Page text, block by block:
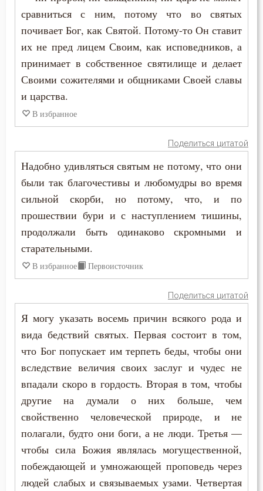
Порок
Последние времена
Послушание
Пост
Похвала
Почитание Бога
Праведность
Праздник
Празднословие
Праздность
Привычки
Призвание
Пример
Приметы
Промысел Божий
Проповеди
сравниться с ним, потому что во святых
почивает Бог, как Святой. Потому-то Он ставит
их не пред лицем Своим, как исповедников, а
принимает в собственное святилище и делает
Своими сожителями и общниками Своей славы
и царства.
В избранное
Поделиться цитатой
Надобно удивляться святым не потому, что они
были так благочестивы и любомудры во время
сильной скорби, но потому, что, и по
прошествии бури и с наступлением тишины,
продолжали быть одинаково скромными и
старательными.
В избранное Первоисточник
Поделиться цитатой
Я могу указать восемь причин всякого рода и
вида бедствий святых. Первая состоит в том,
что Бог попускает им терпеть беды, чтобы они
вследствие величия своих заслуг и чудес не
впадали скоро в гордость. Вторая в том, чтобы
другие на думали о них больше, чем
свойственно человеческой природе, и не
полагали, будто они боги, а не люди. Третья —
чтобы сила Божия являлась могущественной,
побеждающей и умножающей проповедь через
людей слабых и связываемых узами. Четвертая